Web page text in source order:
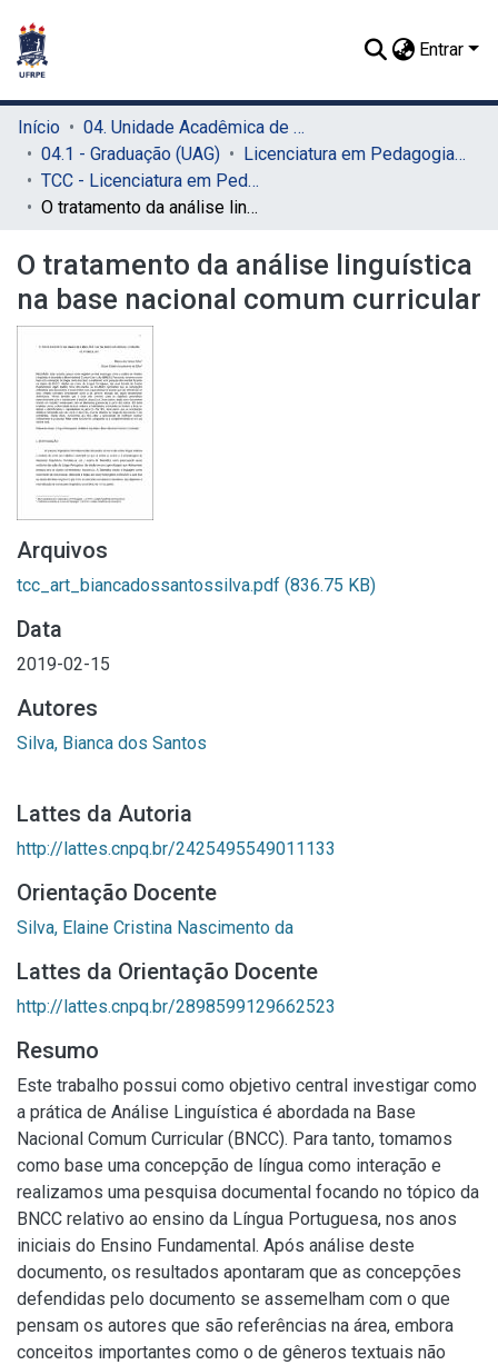
Entrar
Início
04. Unidade Acadêmica de Garanhuns (UAG)
04.1 - Graduação (UAG)
Licenciatura em Pedagogia (UAG)
TCC - Licenciatura em Pedagogia (UAG)
O tratamento da análise linguística na base nacional comum curricular
O tratamento da análise linguística
na base nacional comum curricular
Arquivos
tcc_art_biancadossantossilva.pdf (836.75 KB)
Data
2019-02-15
Autores
Silva, Bianca dos Santos
Lattes da Autoria
http://lattes.cnpq.br/2425495549011133
Orientação Docente
Silva, Elaine Cristina Nascimento da
Lattes da Orientação Docente
http://lattes.cnpq.br/2898599129662523
Resumo
Este trabalho possui como objetivo central investigar como
a prática de Análise Linguística é abordada na Base
Nacional Comum Curricular (BNCC). Para tanto, tomamos
como base uma concepção de língua como interação e
realizamos uma pesquisa documental focando no tópico da
BNCC relativo ao ensino da Língua Portuguesa, nos anos
iniciais do Ensino Fundamental. Após análise deste
documento, os resultados apontaram que as concepções
defendidas pelo documento se assemelham com o que
pensam os autores que são referências na área, embora
conceitos importantes como o de gêneros textuais não